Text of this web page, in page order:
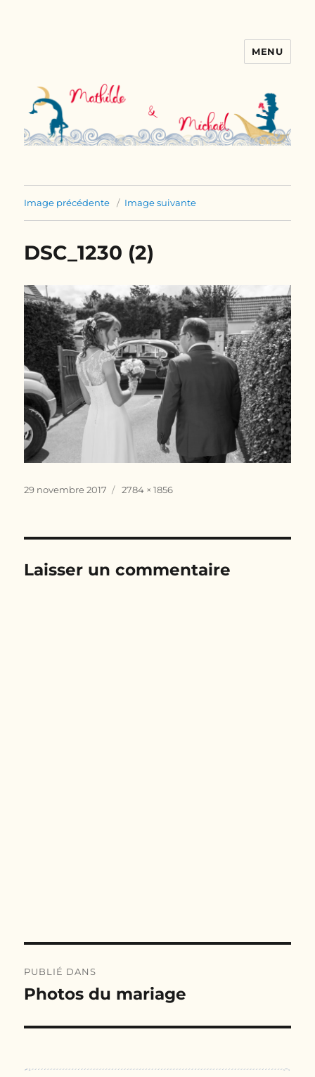
MENU
Image précédente Image suivante
DSC_1230 (2)
Publié
29 novembre 2017
Taille
2784 × 1856
Laisser un commentaire
de
PUBLIÉ DANS
Photos du mariage